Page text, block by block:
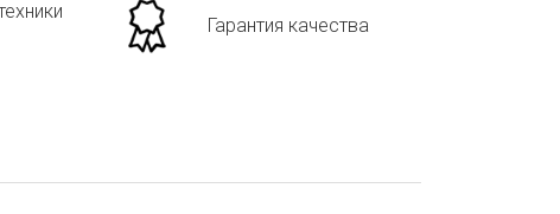
Гарантия качества